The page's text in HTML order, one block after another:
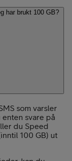
har brukt 100 GB?
som varsler
svare på
du Speed
100 GB) ut